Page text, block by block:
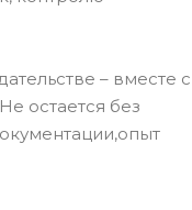
– вместе с
остается без